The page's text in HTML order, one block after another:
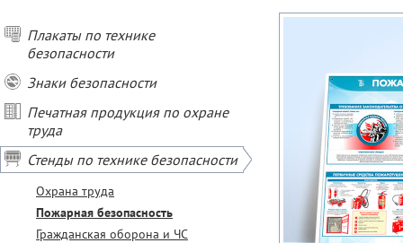
Плакаты по технике
безопасности
Знаки безопасности
Печатная продукция по охране
труда
Стенды по технике безопасности
Охрана труда
Пожарная безопасность
Гражданская оборона и ЧС